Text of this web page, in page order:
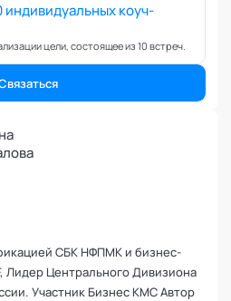
программы
переговоров
коуч-
цели, состоящее из 10 встреч.
СБК НФПМК и бизнес-
Участник Бизнес КМС Автор